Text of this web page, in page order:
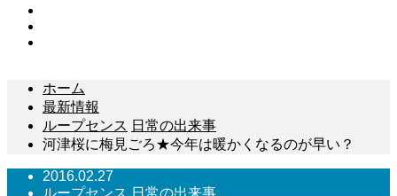
ホーム
最新情報
ループセンス 日常の出来事
河津桜に梅見ごろ★今年は暖かくなるのが早い？
2016.02.27
ループセンス 日常の出来事